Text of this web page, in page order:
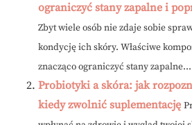
ograniczyć stany zapalne i
Zbyt wiele osób nie zdaje sobie
kondycję ich skóry. Właściwe
znacząco ograniczyć stany zapalne...
Probiotyki a skóra: jak
kiedy zwolnić suplementację